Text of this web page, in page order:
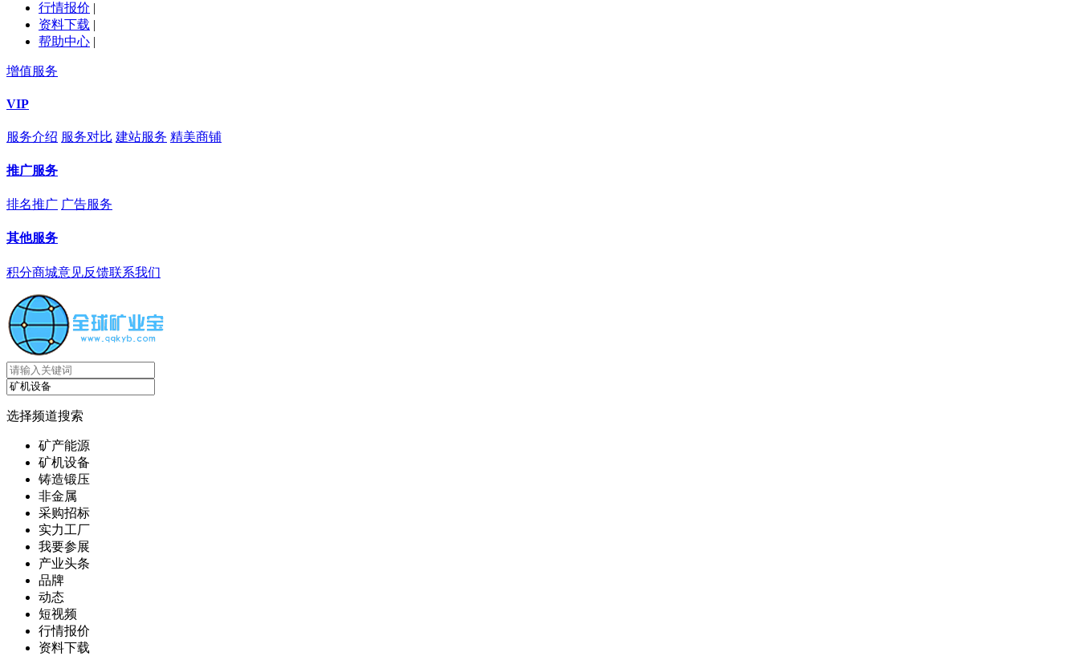
行情报价 |
资料下载 |
帮助中心 |
增值服务
VIP
服务介绍 服务对比 建站服务 精美商铺
推广服务
排名推广 广告服务
其他服务
积分商城意见反馈联系我们
选择频道搜索
矿产能源
矿机设备
铸造锻压
非金属
采购招标
实力工厂
我要参展
产业头条
品牌
动态
短视频
行情报价
资料下载